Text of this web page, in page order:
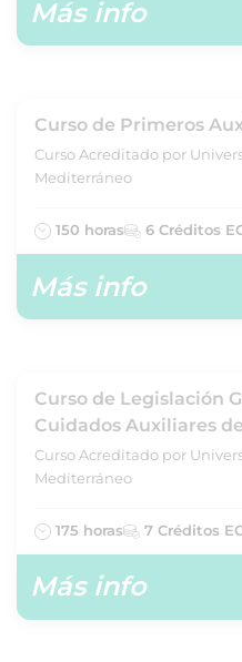
Más info
Curso de Primeros
Curso Acreditado por
Mediterráneo
150 horas 6 Créditos
Más info
Curso de Legislación
Cuidados Auxiliares
Curso Acreditado por
Mediterráneo
175 horas 7 Créditos
Más info